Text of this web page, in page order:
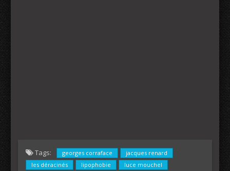
Tags: georges corraface
jacques renard
les déracinés
lipophobie
luce mouchel